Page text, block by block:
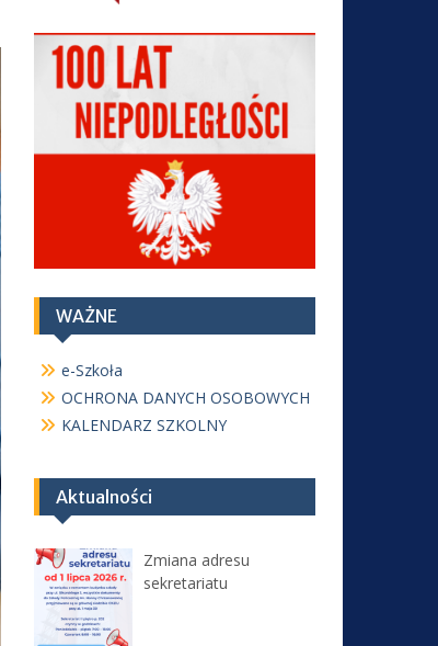
WAŻNE
e-Szkoła
OCHRONA DANYCH OSOBOWYCH
KALENDARZ SZKOLNY
Aktualności
Zmiana adresu
sekretariatu